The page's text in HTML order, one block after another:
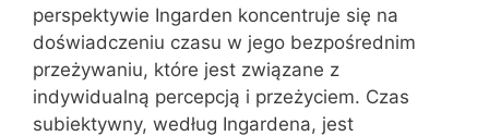
perspektywie Ingarden koncentruje się na
doświadczeniu czasu w jego bezpośrednim
przeżywaniu, które jest związane z
indywidualną percepcją i przeżyciem. Czas
subiektywny, według Ingardena, jest